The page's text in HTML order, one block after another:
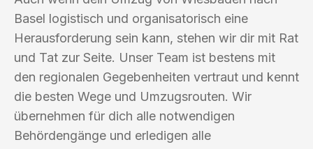
Basel logistisch und organisatorisch eine
Herausforderung sein kann, stehen wir dir mit Rat
und Tat zur Seite. Unser Team ist bestens mit
den regionalen Gegebenheiten vertraut und kennt
die besten Wege und Umzugsrouten. Wir
übernehmen für dich alle notwendigen
Behördengänge und erledigen alle